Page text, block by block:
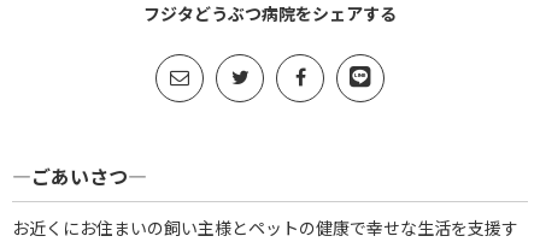
フジタどうぶつ病院をシェアする
―ごあいさつ―
お近くにお住まいの飼い主様とペットの健康で幸せな生活を支援す